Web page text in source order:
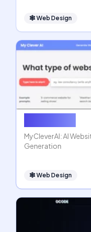
🕸Web Design
MyCleverAI: AI
Generation
🕸Web Design